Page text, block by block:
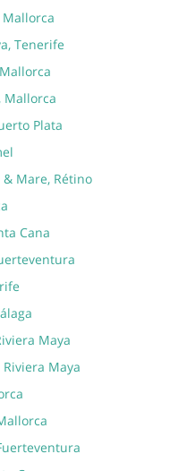
Mallorca
Tenerife
Mallorca
Plata
Mare, Rétino
Cana
Maya
Maya